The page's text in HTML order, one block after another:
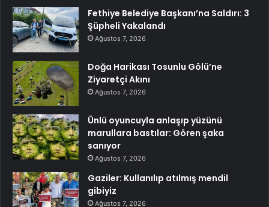
Fethiye Belediye Başkanı’na Saldırı: 3
Şüpheli Yakalandı
Ağustos 7, 2026
Doğa Harikası Tosunlu Gölü’ne
Ziyaretçi Akını
Ağustos 7, 2026
Ünlü oyuncuyla anlaşıp yüzünü
marullara bastılar: Gören şaka
sanıyor
Ağustos 7, 2026
Gaziler: Kullanılıp atılmış mendil
gibiyiz
Ağustos 7, 2026